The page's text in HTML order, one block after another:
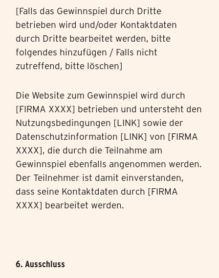
[Falls das Gewinnspiel durch Dritte
betrieben wird und/oder Kontaktdaten
durch Dritte bearbeitet werden, bitte
folgendes hinzufügen / Falls nicht
zutreffend, bitte löschen]
Die Website zum Gewinnspiel wird durch
[FIRMA XXXX] betrieben und untersteht den
Nutzungsbedingungen [LINK] sowie der
Datenschutzinformation [LINK] von [FIRMA
XXXX], die durch die Teilnahme am
Gewinnspiel ebenfalls angenommen werden.
Der Teilnehmer ist damit einverstanden,
dass seine Kontaktdaten durch [FIRMA
XXXX] bearbeitet werden.
6. Ausschluss